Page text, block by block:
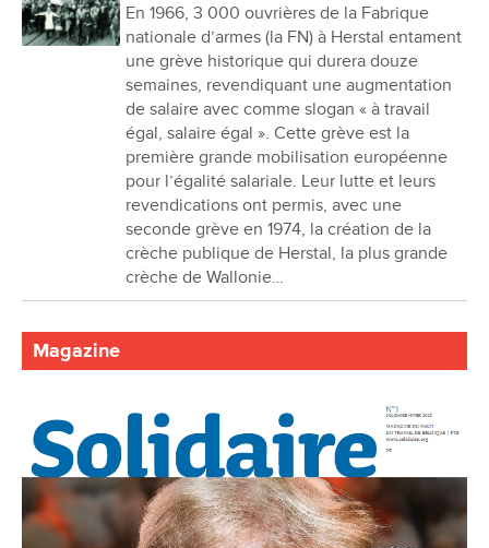
En 1966, 3 000 ouvrières de la Fabrique
nationale d’armes (la FN) à Herstal entament
une grève historique qui durera douze
semaines, revendiquant une augmentation
de salaire avec comme slogan « à travail
égal, salaire égal ». Cette grève est la
première grande mobilisation européenne
pour l’égalité salariale. Leur lutte et leurs
revendications ont permis, avec une
seconde grève en 1974, la création de la
crèche publique de Herstal, la plus grande
crèche de Wallonie…
Magazine